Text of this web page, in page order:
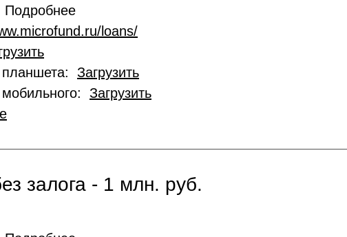
Подробнее
loans/
Загрузить
Загрузить
залога - 1 млн. руб.